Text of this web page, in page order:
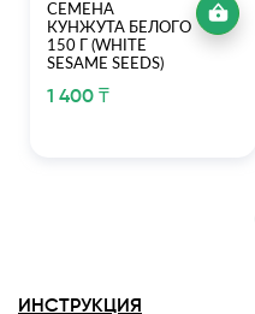
СЕМЕНА
КУНЖУТА БЕЛОГО
150 Г (WHITE
SESAME SEEDS)
1 400 ₸
ИНСТРУКЦИЯ